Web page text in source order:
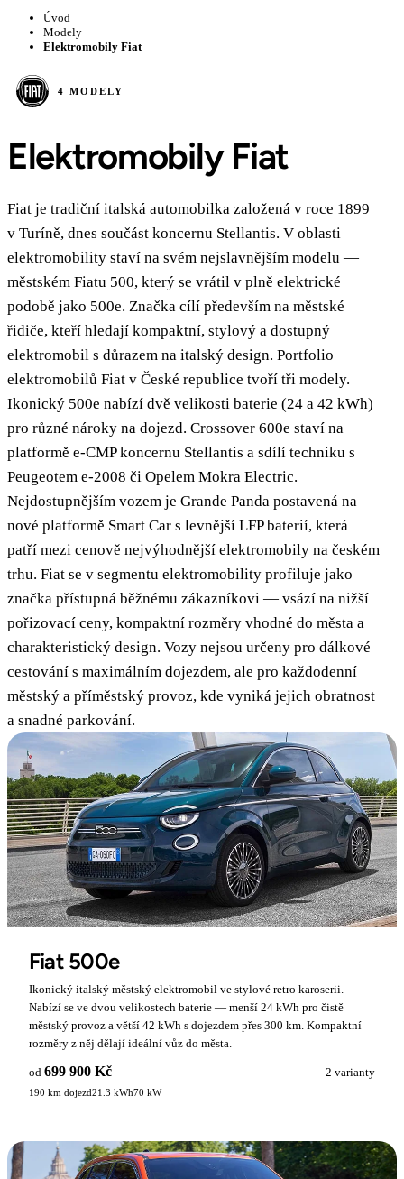
Úvod
Modely
Elektromobily Fiat
4 MODELY
Elektromobily Fiat
Fiat je tradiční italská automobilka založená v roce 1899
v Turíně, dnes součást koncernu Stellantis. V oblasti
elektromobility staví na svém nejslavnějším modelu —
městském Fiatu 500, který se vrátil v plně elektrické
podobě jako 500e. Značka cílí především na městské
řidiče, kteří hledají kompaktní, stylový a dostupný
elektromobil s důrazem na italský design. Portfolio
elektromobilů Fiat v České republice tvoří tři modely.
Ikonický 500e nabízí dvě velikosti baterie (24 a 42 kWh)
pro různé nároky na dojezd. Crossover 600e staví na
platformě e-CMP koncernu Stellantis a sdílí techniku s
Peugeotem e-2008 či Opelem Mokra Electric.
Nejdostupnějším vozem je Grande Panda postavená na
nové platformě Smart Car s levnější LFP baterií, která
patří mezi cenově nejvýhodnější elektromobily na českém
trhu. Fiat se v segmentu elektromobility profiluje jako
značka přístupná běžnému zákazníkovi — vsází na nižší
pořizovací ceny, kompaktní rozměry vhodné do města a
charakteristický design. Vozy nejsou určeny pro dálkové
cestování s maximálním dojezdem, ale pro každodenní
městský a příměstský provoz, kde vyniká jejich obratnost
a snadné parkování.
Fiat 500e
Ikonický italský městský elektromobil ve stylové retro karoserii.
Nabízí se ve dvou velikostech baterie — menší 24 kWh pro čistě
městský provoz a větší 42 kWh s dojezdem přes 300 km. Kompaktní
rozměry z něj dělají ideální vůz do města.
od 699 900 Kč 2 varianty
190 km dojezd21.3 kWh70 kW